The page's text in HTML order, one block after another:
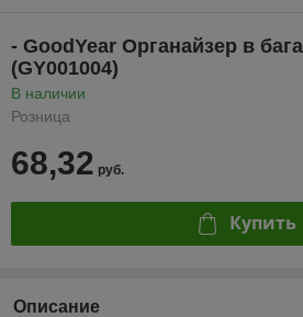
- GoodYear Органайзер в
(GY001004)
В наличии
Розница
68,32 руб.
Купить
Описание